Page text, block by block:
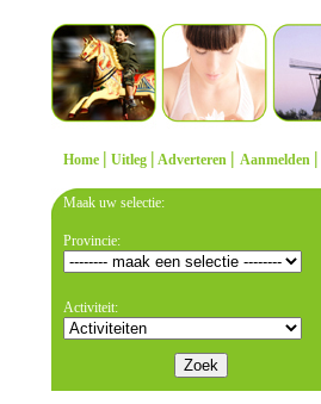
Home | Uitleg | Adverteren | Aanmelden |
Maak uw selectie:
Provincie:
Activiteit: